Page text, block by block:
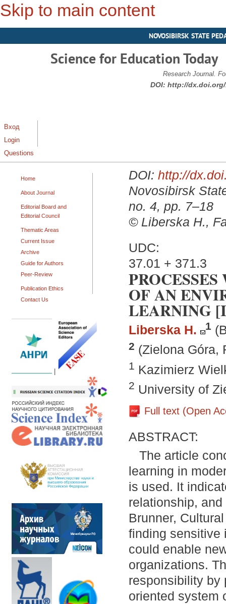
Skip to main content
NOVOSIBIRSK STATE
Science for Education Today
Research Journal.
DOI: http://dx.doi.org/
Вход
Login
Questions
Home
About Journal
Editorial Board and
Editorial Council
Thematic Areas
Current Issue
Archive
Guide for Authors
Peer-Review
Publication Ethics
Contact Us
DOI: http://
Novosibirsk
no. 4, pp. 7–18
© Liberska H.,
UDC:
37.01 + 371.3
OF AN
LEARNING
Liberska H. 1
2 (Zielona Góra,
1 Kazimierz
2 University of
Full text (Open
ABSTRACT:
The article
learning in
is used. It
relationship,
Brunner,
finding sensitive
could enable
organizations.
responsibility by
oriented system